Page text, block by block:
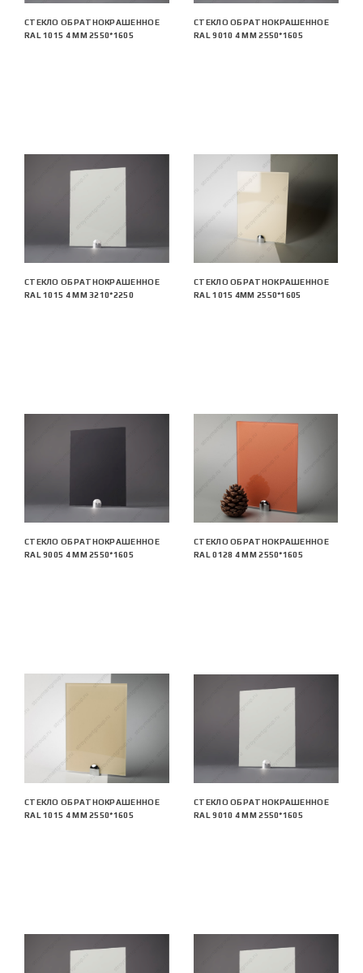
СТЕКЛО ОБРАТНОКРАШЕННОЕ
RAL 1015 4 ММ 2550*1605
СТЕКЛО ОБРАТНОКРАШЕННОЕ
RAL 9010 4 ММ 2550*1605
СТЕКЛО ОБРАТНОКРАШЕННОЕ
RAL 1015 4 ММ 3210*2250
СТЕКЛО ОБРАТНОКРАШЕННОЕ
RAL 1015 4ММ 2550*1605
СТЕКЛО ОБРАТНОКРАШЕННОЕ
RAL 9005 4 ММ 2550*1605
СТЕКЛО ОБРАТНОКРАШЕННОЕ
RAL 0128 4 ММ 2550*1605
СТЕКЛО ОБРАТНОКРАШЕННОЕ
RAL 1015 4 ММ 2550*1605
СТЕКЛО ОБРАТНОКРАШЕННОЕ
RAL 9010 4 ММ 2550*1605